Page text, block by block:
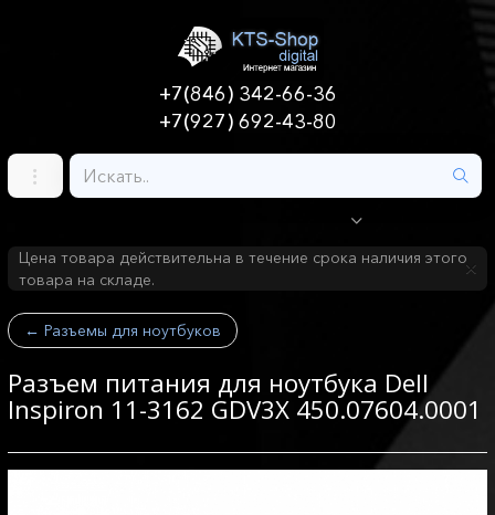
+7(846) 342-66-36
+7(927) 692-43-80
Цена товара действительна в течение срока наличия этого
товара на складе.
← Разъемы для ноутбуков
Разъем питания для ноутбука Dell
Inspiron 11-3162 GDV3X 450.07604.0001